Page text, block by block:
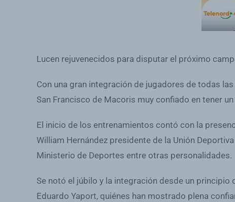
Lucen rejuvenecidos para disputar el próximo
Con una gran integración de jugadores de todas
San Francisco de Macoris muy confiado en tener
El inicio de los entrenamientos contó con la
William Hernández presidente de la Unión
Ministerio de Deportes entre otras personalidades.
Se notó el júbilo y la integración desde un principio
Eduardo Yaport, quiénes han mostrado plena